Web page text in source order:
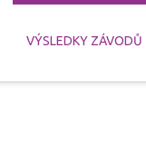
VÝSLEDKY ZÁVODŮ